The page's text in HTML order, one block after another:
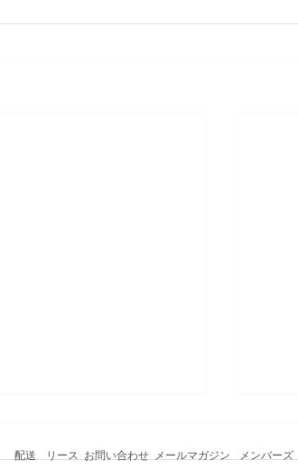
配送 リース お問い合わせ メールマガジン メンバーズ